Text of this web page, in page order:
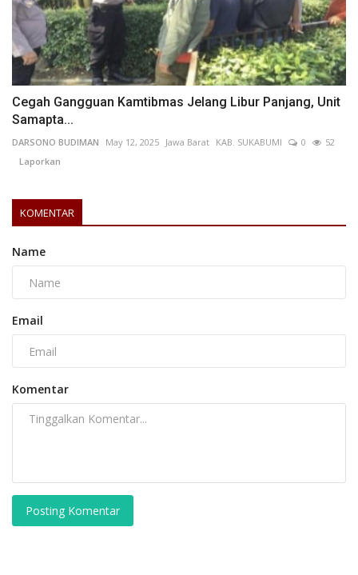
Cegah Gangguan Kamtibmas Jelang Libur Panjang, Unit
Samapta...
DARSONO BUDIMAN May 12, 2025 Jawa Barat KAB. SUKABUMI 0
52
Laporkan
KOMENTAR
Name
Email
Komentar
Posting Komentar